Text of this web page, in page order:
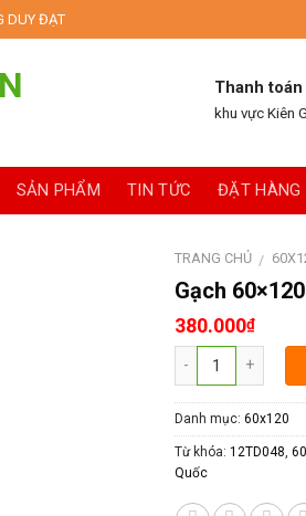
DUY ĐẠT
Thanh
khu vực Kiên
SẢN PHẨM TIN TỨC ĐẶT HÀNG
TRANG CHỦ /
Gạch
380.000₫
Danh mục: 60x120
Từ khóa: 12TD048,
Quốc